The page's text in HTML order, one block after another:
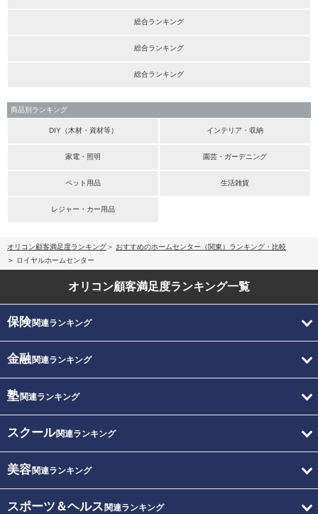
総合ランキング
総合ランキング
総合ランキング
商品別ランキング
DIY（木材・資材等） インテリア・収納
家電・照明 園芸・ガーデニング
ペット用品 生活雑貨
レジャー・カー用品
オリコン顧客満足度ランキング
おすすめのホームセンター（関東）ランキング・比較
ロイヤルホームセンター
オリコン顧客満足度ランキング一覧
保険関連ランキング
金融関連ランキング
塾関連ランキング
スクール関連ランキング
美容関連ランキング
スポーツ＆ヘルス 関連ランキング